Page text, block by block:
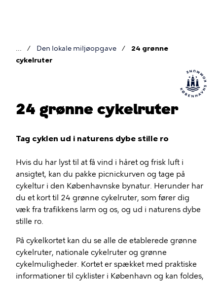
Brødkrumme
Den lokale miljøopgave
24 grønne
cykelruter
24 grønne cykelruter
Tag cyklen ud i naturens dybe stille ro
Hvis du har lyst til at få vind i håret og frisk luft i
ansigtet, kan du pakke picnickurven og tage på
cykeltur i den Københavnske bynatur. Herunder har
du et kort til 24 grønne cykelruter, som fører dig
væk fra trafikkens larm og os, og ud i naturens dybe
stille ro.
På cykelkortet kan du se alle de etablerede grønne
cykelruter, nationale cykelruter og grønne
cykelmuligheder. Kortet er spækket med praktiske
informationer til cyklister i København og kan foldes,